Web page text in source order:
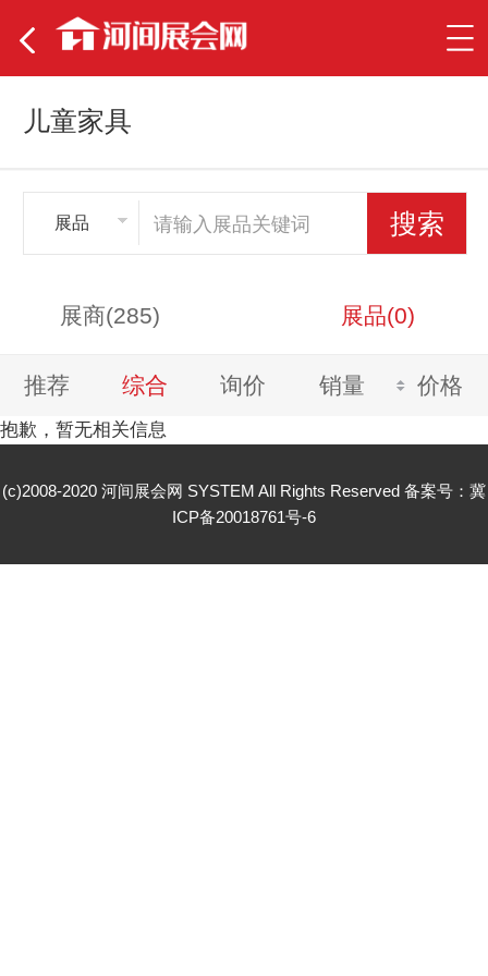
儿童家具
展品
展商(285) 展品(0)
推荐 综合 询价 销量 价格
抱歉，暂无相关信息
(c)2008-2020 河间展会网 SYSTEM All Rights Reserved 备案号： 冀
ICP备20018761号-6